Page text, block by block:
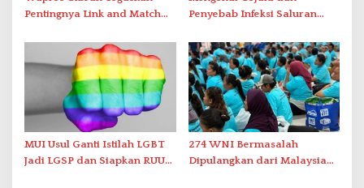
Pentingnya Link and Match
Kendaraan Listrik
Penyebab Infeksi Saluran
MUI Usul Ganti Istilah LGBT
Jadi LGSP dan Siapkan RUU
274 WNI Bermasalah
Dipulangkan dari Malaysia